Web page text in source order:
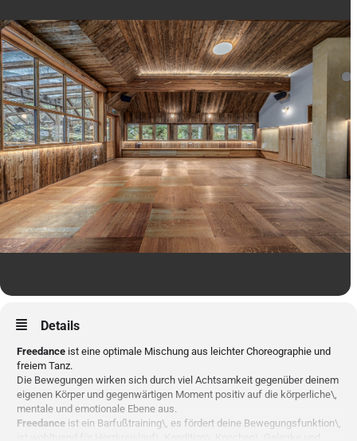
Details
Freedance ist eine optimale Mischung aus leichter Choreographie und
freiem Tanz.
Die Bewegungen wirken sich durch viel Achtsamkeit gegenüber deinem
eigenen Körper und gegenwärtigen Moment positiv auf die körperliche\,
mentale und emotionale Ebene aus.
Freedance ist ein Barfußtraining\, es fördert deine Bewegungsfunktion\,